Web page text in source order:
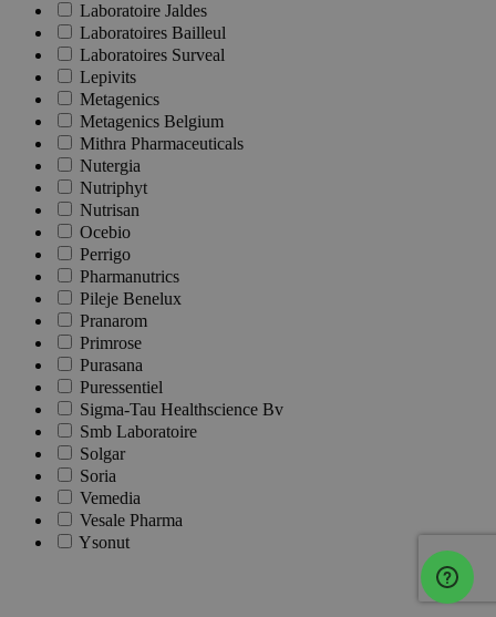
Laboratoire Jaldes
Laboratoires Bailleul
Laboratoires Surveal
Lepivits
Metagenics
Metagenics Belgium
Mithra Pharmaceuticals
Nutergia
Nutriphyt
Nutrisan
Ocebio
Perrigo
Pharmanutrics
Pileje Benelux
Pranarom
Primrose
Purasana
Puressentiel
Sigma-Tau Healthscience Bv
Smb Laboratoire
Solgar
Soria
Vemedia
Vesale Pharma
Ysonut